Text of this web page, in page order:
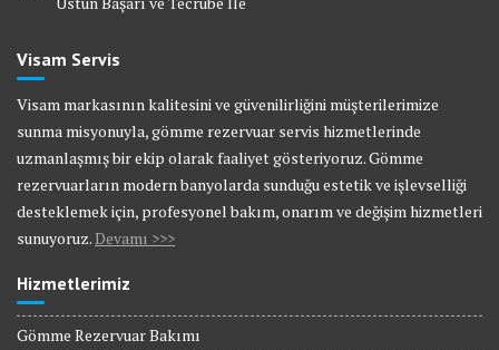
Visam Servis
Visam markasının kalitesini ve güvenilirliğini müşterilerimize
sunma misyonuyla, gömme rezervuar servis hizmetlerinde
uzmanlaşmış bir ekip olarak faaliyet gösteriyoruz. Gömme
rezervuarların modern banyolarda sunduğu estetik ve işlevselliği
desteklemek için, profesyonel bakım, onarım ve değişim hizmetleri
sunuyoruz. Devamı >>>
Hizmetlerimiz
Gömme Rezervuar Bakımı